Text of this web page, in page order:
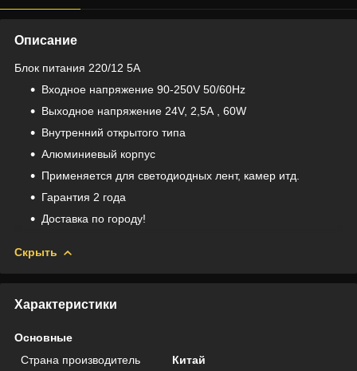
Описание
Блок питания 220/12 5A
Входное напряжение 90-250V 50/60Hz
Выходное напряжение 24V, 2,5А , 60W
Внутренний открытого типа
Алюминиевый корпус
Применяется для светодиодных лент, камер итд.
Гарантия 2 года
Доставка по городу!
Скрыть
Характеристики
Основные
Страна производитель
Китай